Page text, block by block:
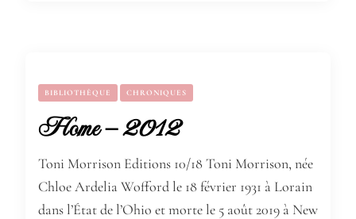
BIBLIOTHÈQUE CHRONIQUES
Home – 2012
Toni Morrison Editions 10/18 Toni Morrison, née
Chloe Ardelia Wofford le 18 février 1931 à Lorain
dans l’État de l’Ohio et morte le 5 août 2019 à New